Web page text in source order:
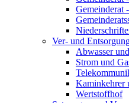
Gemeinderat
Ver- und
Abwasser
Strom und
Kaminkehrer
Wertstoffhof